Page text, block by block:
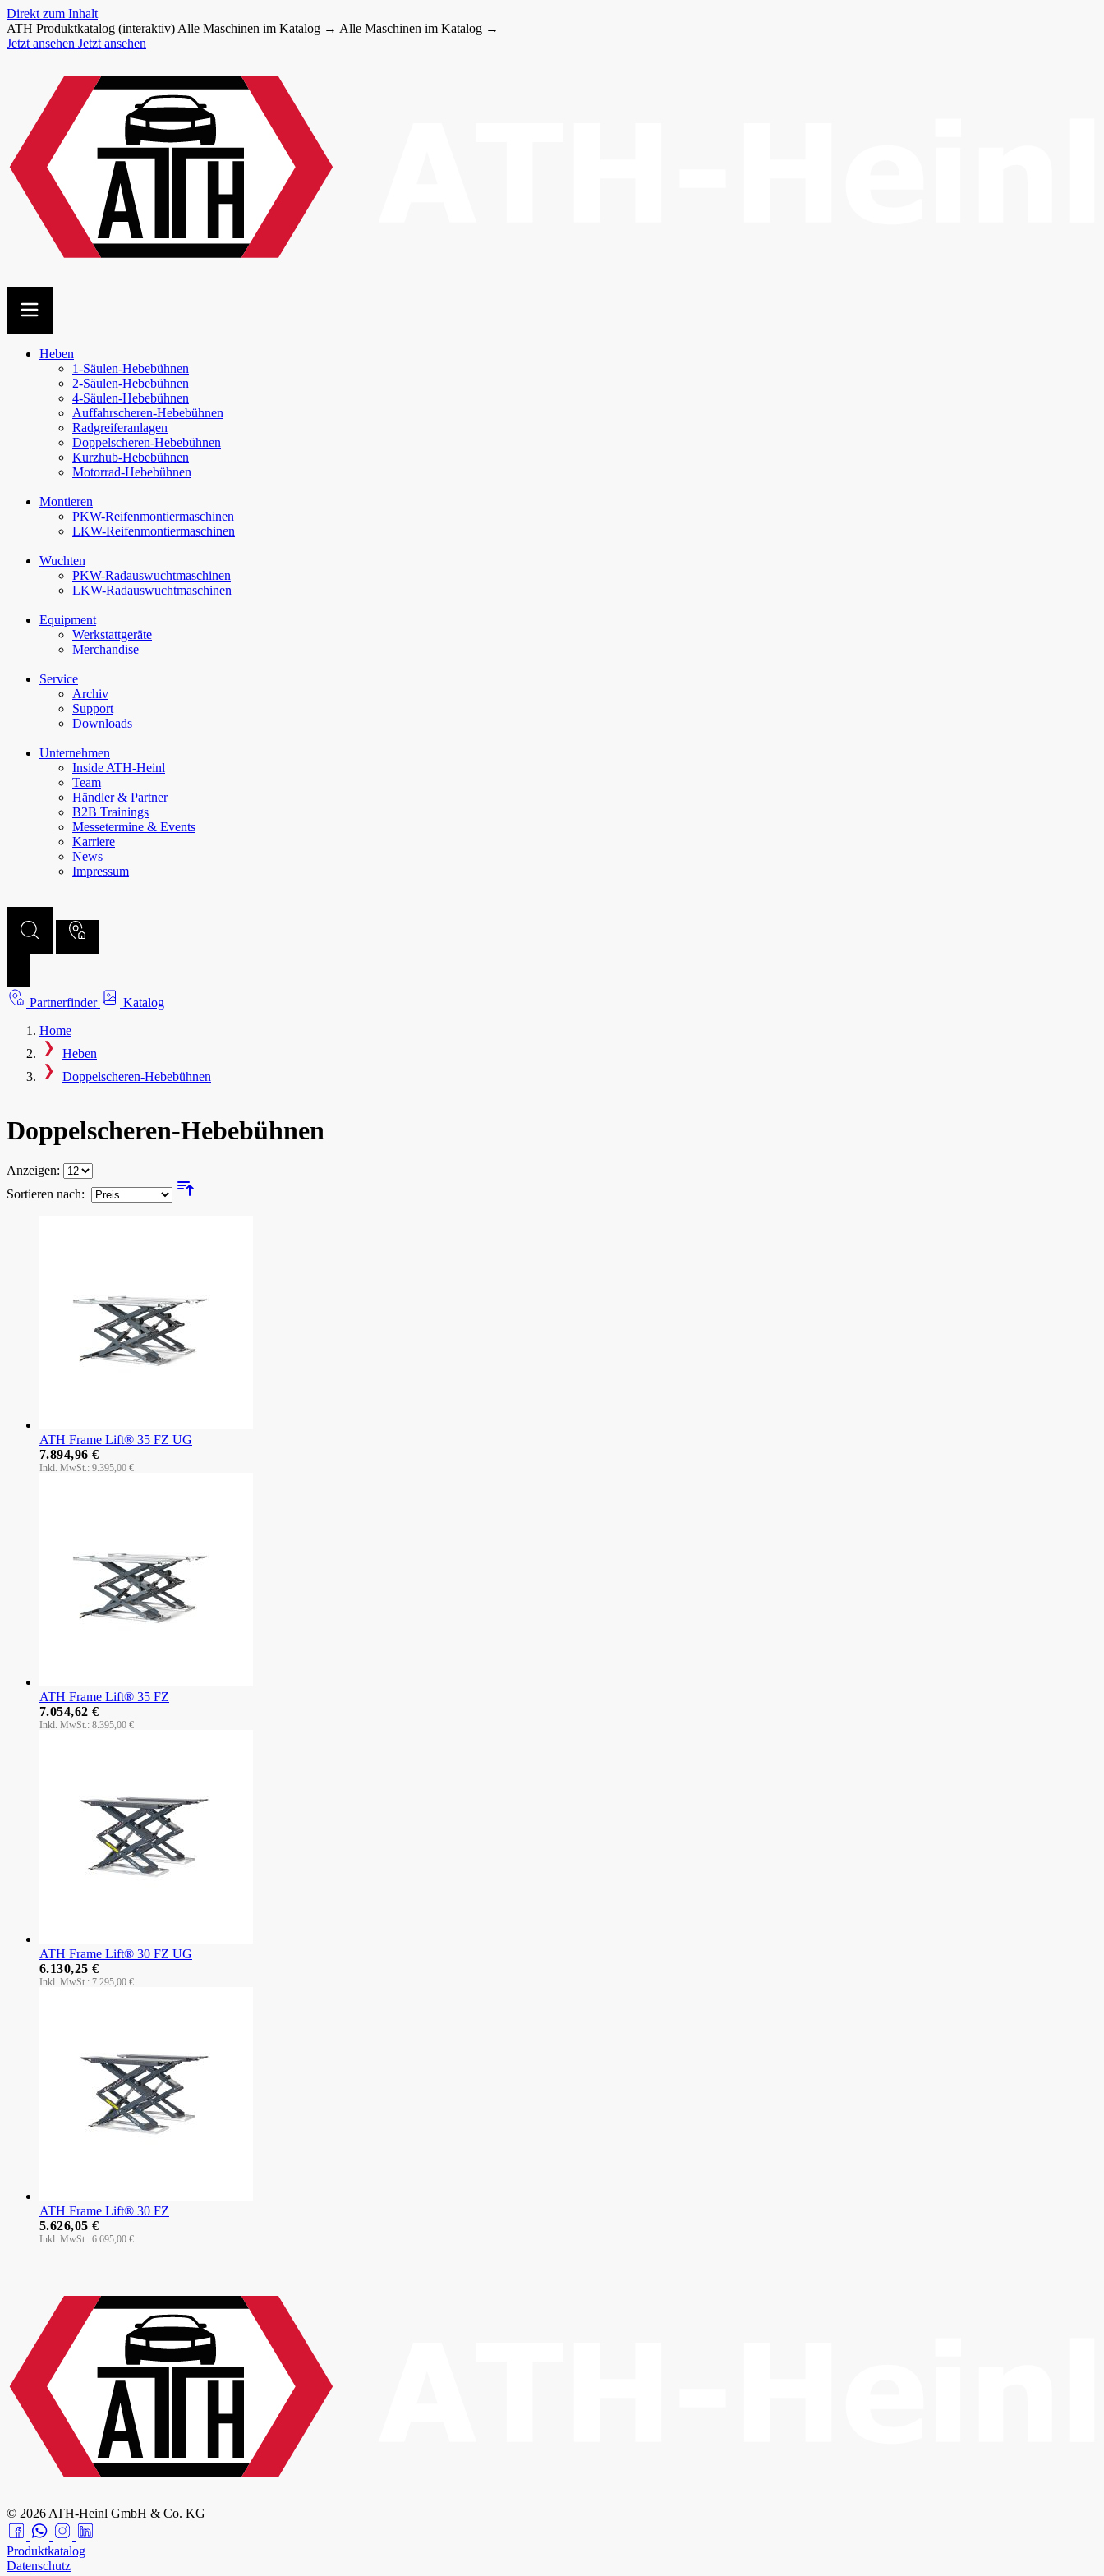
Direkt zum Inhalt
ATH Produktkatalog (interaktiv) Alle Maschinen im Katalog → Alle Maschinen im Katalog →
Jetzt ansehen Jetzt ansehen
Heben
1-Säulen-Hebebühnen
2-Säulen-Hebebühnen
4-Säulen-Hebebühnen
Auffahr­scheren-​Hebebühnen
Radgreiferanlagen
Doppel­scheren-​Hebebühnen
Kurzhub-Hebebühnen
Motorrad-Hebebühnen
Montieren
PKW-Reifenmontiermaschinen
LKW-Reifenmontiermaschinen
Wuchten
PKW-Rad­auswucht­maschinen
LKW-Rad­auswucht­maschinen
Equipment
Werkstattgeräte
Merchandise
Service
Archiv
Support
Downloads
Unternehmen
Inside ATH-Heinl
Team
Händler & Partner
B2B Trainings
Messetermine & Events
Karriere
News
Impressum
Partnerfinder
Katalog
Home
Heben
Doppel­scheren-​Hebebühnen
Doppel­scheren-​Hebebühnen
Anzeigen:
Sortieren nach:
ATH Frame Lift® 35 FZ UG
9.395,00 €
7.894,96 €
ATH Frame Lift® 35 FZ
8.395,00 €
7.054,62 €
ATH Frame Lift® 30 FZ UG
7.295,00 €
6.130,25 €
ATH Frame Lift® 30 FZ
6.695,00 €
5.626,05 €
© 2026 ATH-Heinl GmbH & Co. KG
Produktkatalog
Datenschutz